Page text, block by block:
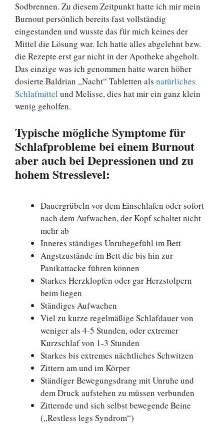
Sodbrennen. Zu diesem Zeitpunkt hatte ich mir mein
Burnout persönlich bereits fast vollständig
eingestanden und wusste das für mich keines der
Mittel die Lösung war. Ich hatte alles abgelehnt bzw.
die Rezepte erst gar nicht in der Apotheke abgeholt.
Das einzige was ich genommen hatte waren höher
dosierte Baldrian „Nacht“ Tabletten als natürliches
Schlafmittel und Melisse, dies hat mir ein ganz klein
wenig geholfen.
Typische mögliche Symptome für
Schlafprobleme bei einem Burnout
aber auch bei Depressionen und zu
hohem Stresslevel:
Dauergrübeln vor dem Einschlafen oder sofort
nach dem Aufwachen, der Kopf schaltet nicht
mehr ab
Inneres ständiges Unruhegefühl im Bett
Angstzustände im Bett die bis hin zur
Panikattacke führen können
Starkes Herzklopfen oder gar Herzstolpern
beim liegen
Ständiges Aufwachen
Viel zu kurze regelmäßige Schlafdauer von
weniger als 4-5 Stunden, oder extremer
Kurzschlaf von 1-3 Stunden
Starkes bis extremes nächtliches Schwitzen
Zittern am und im Körper
Ständiger Bewegungsdrang mit Unruhe und
dem Druck aufstehen zu müssen verbunden
Zitternde und sich selbst bewegende Beine
(„Restless legs Syndrom“)